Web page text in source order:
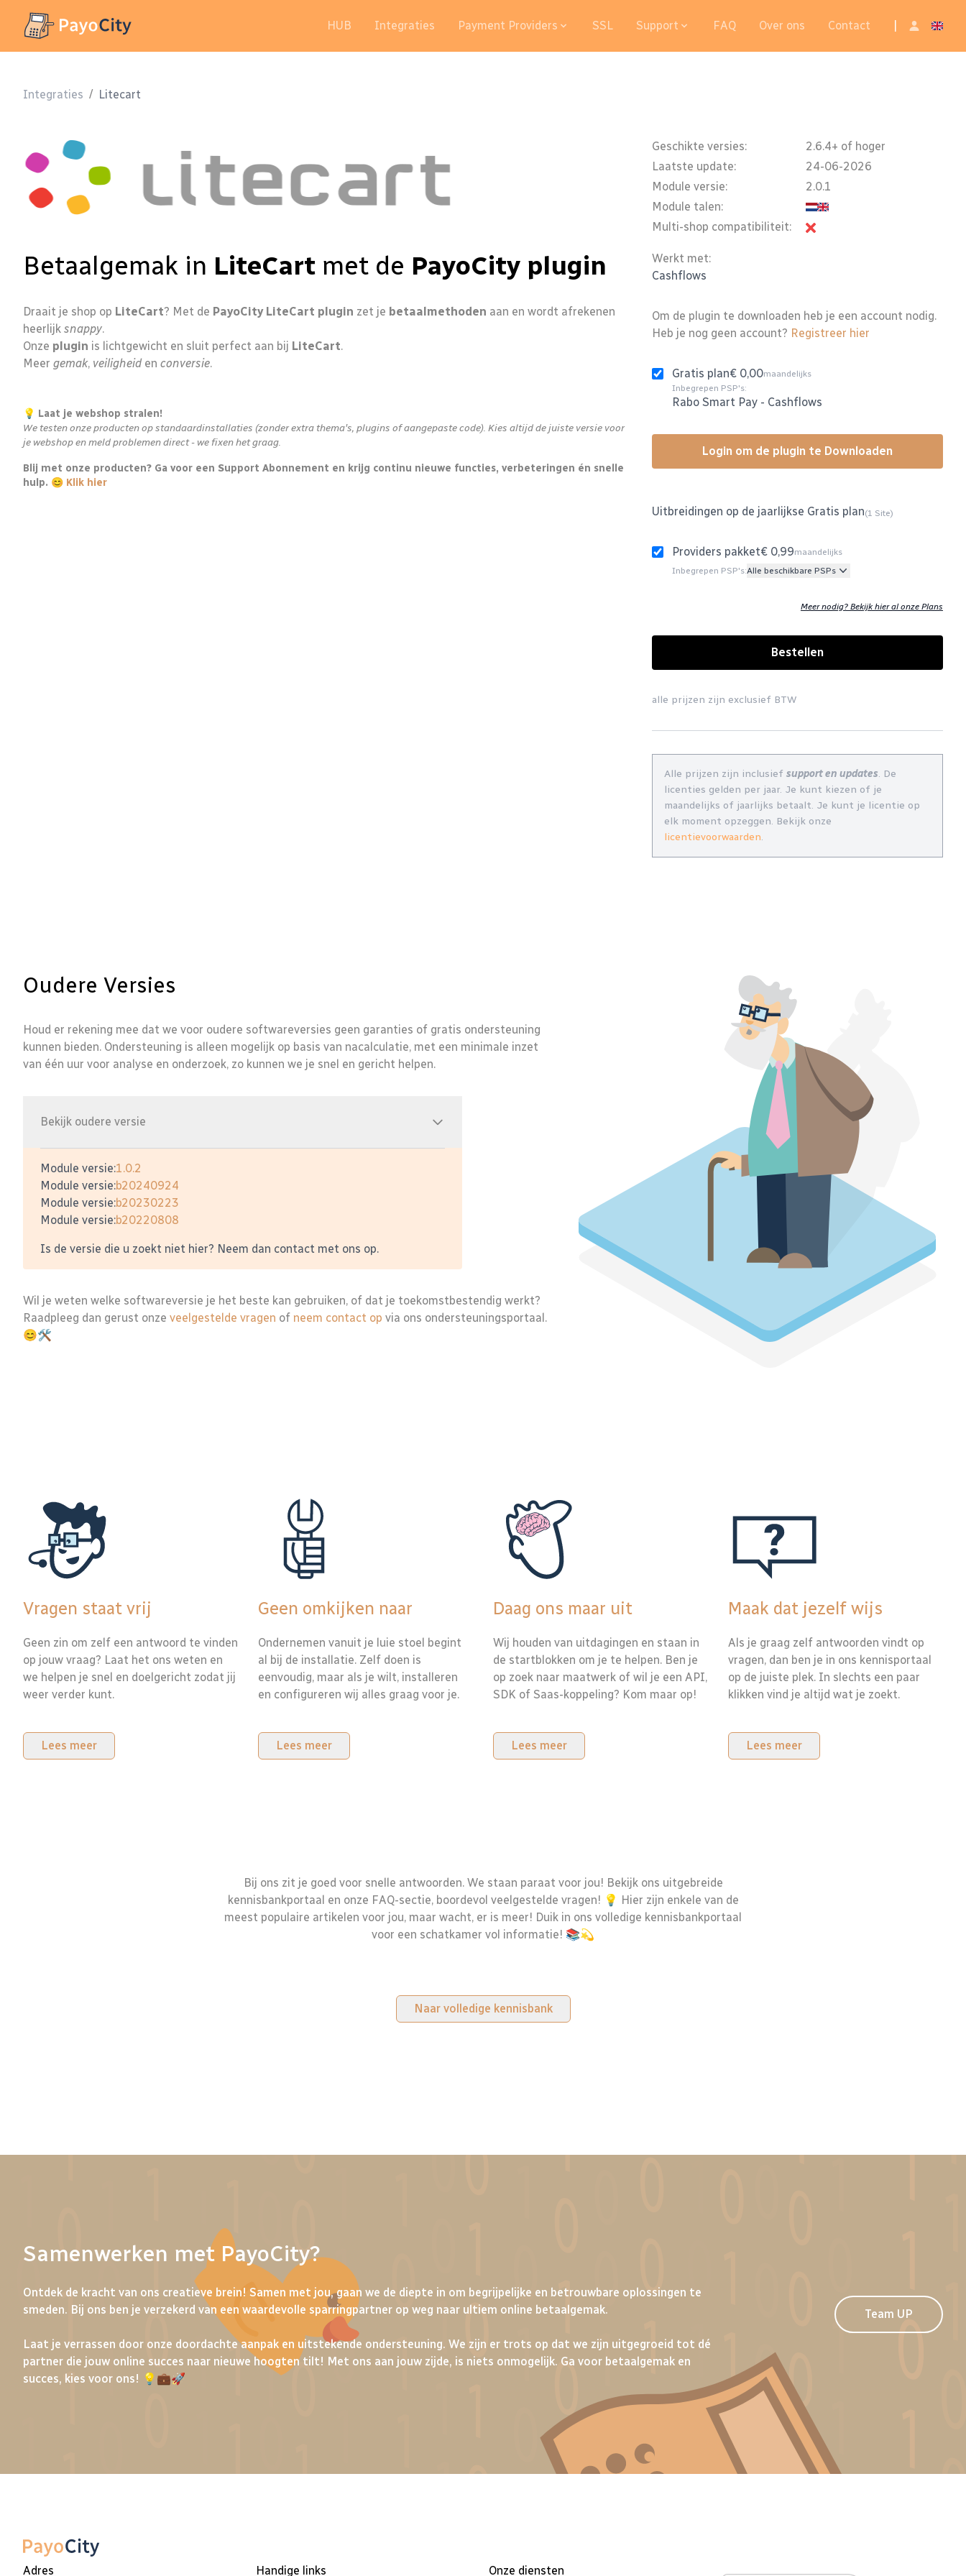
HUB Integraties Payment Providers SSL Support FAQ Over ons Contact
Integraties / Litecart
Betaalgemak in LiteCart met de PayoCity plugin
Draait je shop op LiteCart? Met de PayoCity LiteCart plugin zet je betaalmethoden aan en wordt afrekenen
heerlijk snappy.
Onze plugin is lichtgewicht en sluit perfect aan bij LiteCart.
Meer gemak, veiligheid en conversie.
💡 Laat je webshop stralen!
We testen onze producten op standaardinstallaties (zonder extra thema's, plugins of aangepaste code). Kies altijd de juiste versie voor
je webshop en meld problemen direct - we fixen het graag.
Blij met onze producten? Ga voor een Support Abonnement en krijg continu nieuwe functies, verbeteringen én snelle
hulp. 😊 Klik hier
Geschikte versies:
Laatste update:
Module versie:
Module talen:
Multi-shop compatibiliteit:
Werkt met:
2.6.4+ of hoger
24-06-2026
2.0.1
Cashflows
Om de plugin te downloaden heb je een account nodig.
Heb je nog geen account? Registreer hier
Gratis plan€ 0,00maandelijks
Inbegrepen PSP's:
Rabo Smart Pay - Cashflows
Login om de plugin te Downloaden
Uitbreidingen op de jaarlijkse Gratis plan(1 Site)
Providers pakket€ 0,99maandelijks
Inbegrepen PSP's:Alle beschikbare PSPs
Meer nodig? Bekijk hier al onze Plans
Bestellen
alle prijzen zijn exclusief BTW
Alle prijzen zijn inclusief support en updates. De
licenties gelden per jaar. Je kunt kiezen of je
maandelijks of jaarlijks betaalt. Je kunt je licentie op
elk moment opzeggen. Bekijk onze
licentievoorwaarden.
Oudere Versies
Houd er rekening mee dat we voor oudere softwareversies geen garanties of gratis ondersteuning
kunnen bieden. Ondersteuning is alleen mogelijk op basis van nacalculatie, met een minimale inzet
van één uur voor analyse en onderzoek, zo kunnen we je snel en gericht helpen.
Bekijk oudere versie
Module versie:1.0.2
Module versie:b20240924
Module versie:b20230223
Module versie:b20220808
Is de versie die u zoekt niet hier? Neem dan contact met ons op.
Wil je weten welke softwareversie je het beste kan gebruiken, of dat je toekomstbestendig werkt?
Raadpleeg dan gerust onze veelgestelde vragen of neem contact op via ons ondersteuningsportaal.
😊🛠️
Vragen staat vrij
Geen zin om zelf een antwoord te vinden
op jouw vraag? Laat het ons weten en
we helpen je snel en doelgericht zodat jij
weer verder kunt.
Lees meer
Geen omkijken naar
Ondernemen vanuit je luie stoel begint
al bij de installatie. Zelf doen is
eenvoudig, maar als je wilt, installeren
en configureren wij alles graag voor je.
Lees meer
Daag ons maar uit
Wij houden van uitdagingen en staan in
de startblokken om je te helpen. Ben je
op zoek naar maatwerk of wil je een API,
SDK of Saas-koppeling? Kom maar op!
Lees meer
Maak dat jezelf wijs
Als je graag zelf antwoorden vindt op
vragen, dan ben je in ons kennisportaal
op de juiste plek. In slechts een paar
klikken vind je altijd wat je zoekt.
Lees meer
Bij ons zit je goed voor snelle antwoorden. We staan paraat voor jou! Bekijk ons uitgebreide
kennisbankportaal en onze FAQ-sectie, boordevol veelgestelde vragen! 💡 Hier zijn enkele van de
meest populaire artikelen voor jou, maar wacht, er is meer! Duik in ons volledige kennisbankportaal
voor een schatkamer vol informatie! 📚💫
Naar volledige kennisbank
Samenwerken met PayoCity?
Ontdek de kracht van ons creatieve brein! Samen met jou, gaan we de diepte in om begrijpelijke en betrouwbare oplossingen te
smeden. Bij ons ben je verzekerd van een waardevolle sparringpartner op weg naar ultiem online betaalgemak.
Laat je verrassen door onze doordachte aanpak en uitstekende ondersteuning. We zijn er trots op dat we zijn uitgegroeid tot dé
partner die jouw online succes naar nieuwe hoogten tilt! Met ons aan jouw zijde, is niets onmogelijk. Ga voor betaalgemak en
succes, kies voor ons! 💡💼🚀
Team UP
Adres Handige links Onze diensten